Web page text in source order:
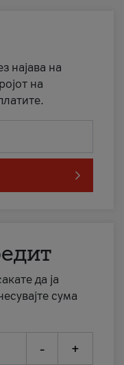
најава на
на
да ја
сума
- +